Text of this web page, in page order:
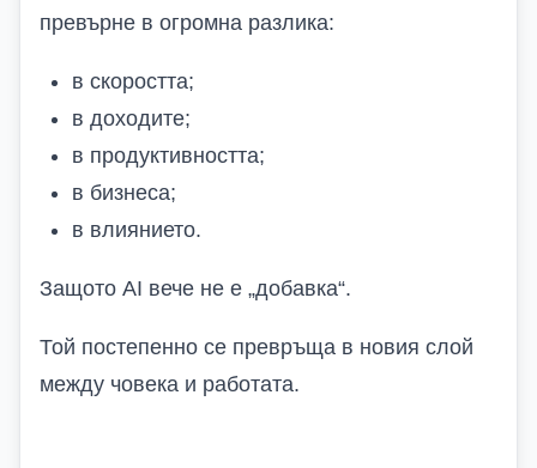
превърне в огромна разлика:
в скоростта;
в доходите;
в продуктивността;
в бизнеса;
в влиянието.
Защото AI вече не е „добавка“.
Той постепенно се превръща в новия слой
между човека и работата.